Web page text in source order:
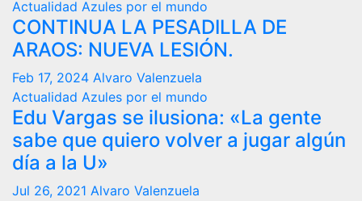
Actualidad Azules por el mundo
CONTINUA LA PESADILLA DE
ARAOS: NUEVA LESIÓN.
Feb 17, 2024 Alvaro Valenzuela
Actualidad Azules por el mundo
Edu Vargas se ilusiona: «La gente
sabe que quiero volver a jugar algún
día a la U»
Jul 26, 2021 Alvaro Valenzuela